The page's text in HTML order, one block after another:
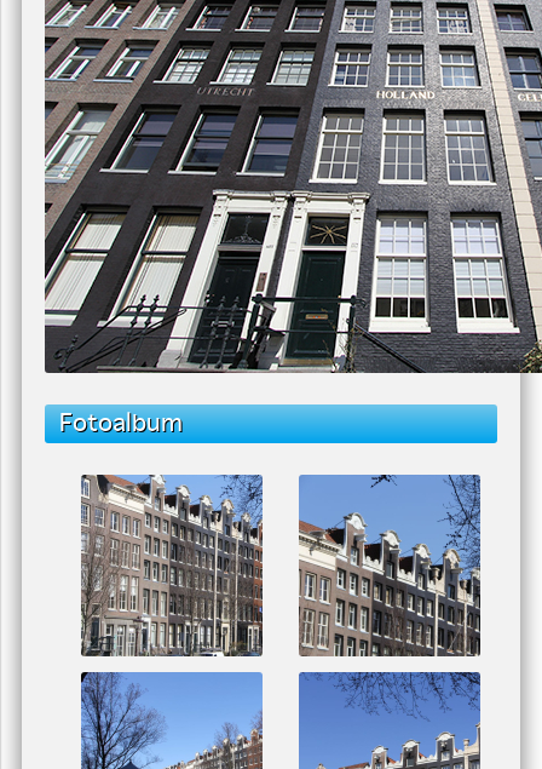
bovenste 2 etage's zijn 3 prachtige hotel
appartementen gerealiseerd.
I
Fotoalbum